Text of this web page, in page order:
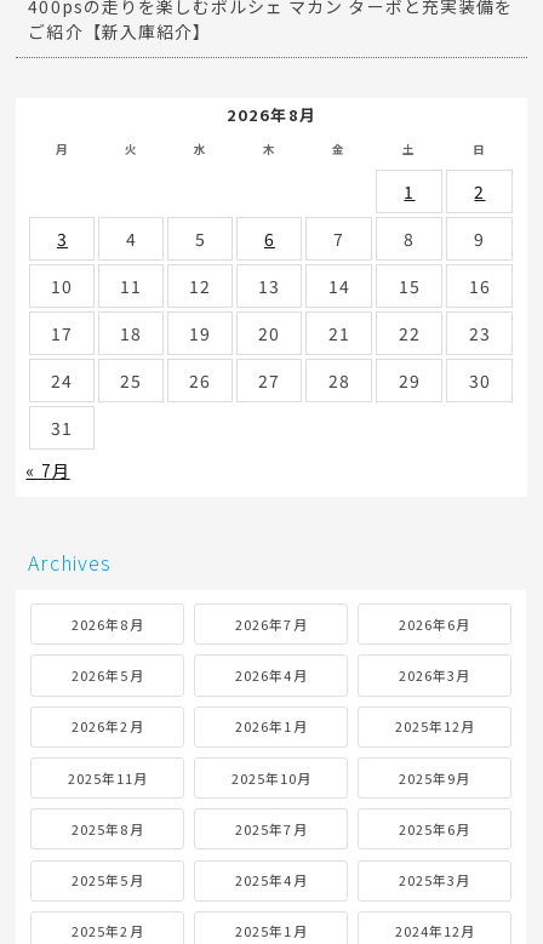
祝！ご納車 Mercedes Benz A250セダン 東京都在住I様
祝！ご納車 GLC220d 東京都在住S様
ポルシェ マカン GTS パノラマルーフ＆黒革インテリアの
400psの走りを楽しむポルシェ マカン ターボと充実装備を
ご紹介【新入庫紹介】
2026年8月
月 火 水 木 金 土 日
3
17
24
25 27 29
31
« 7月
Archives
2026年8月 2026年7月 2026年6月
2026年5月 2026年4月 2026年3月